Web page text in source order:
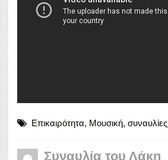
Επικαιρότητα, Μουσική, συναυλίες
Συναυλία του Λάκη